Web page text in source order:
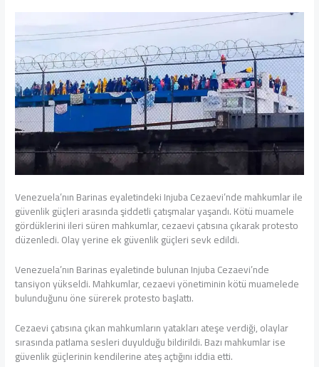
Venezuela’nın Barinas eyaletindeki Injuba Cezaevi’nde mahkumlar ile
güvenlik güçleri arasında şiddetli çatışmalar yaşandı. Kötü muamele
gördüklerini ileri süren mahkumlar, cezaevi çatısına çıkarak protesto
düzenledi. Olay yerine ek güvenlik güçleri sevk edildi.
Venezuela’nın Barinas eyaletinde bulunan Injuba Cezaevi’nde
tansiyon yükseldi. Mahkumlar, cezaevi yönetiminin kötü muamelede
bulunduğunu öne sürerek protesto başlattı.
Cezaevi çatısına çıkan mahkumların yatakları ateşe verdiği, olaylar
sırasında patlama sesleri duyulduğu bildirildi. Bazı mahkumlar ise
güvenlik güçlerinin kendilerine ateş açtığını iddia etti.